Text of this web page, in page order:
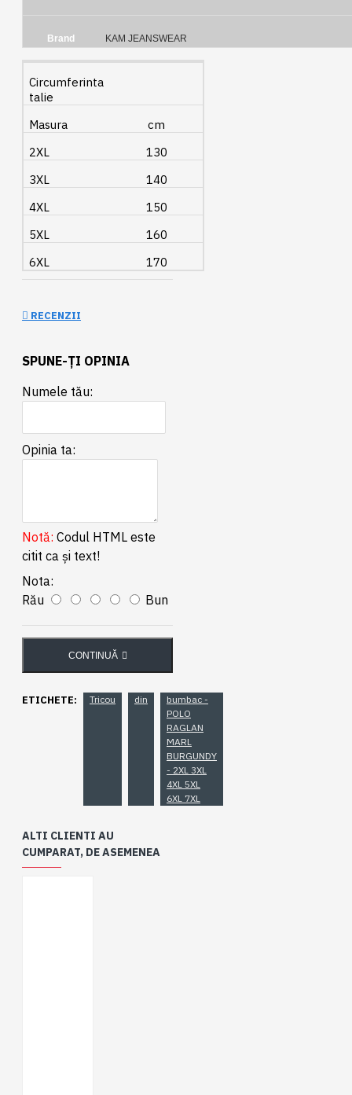
Brand KAM JEANSWEAR
Circumferinta
talie
Masura
cm
2XL
130
3XL
140
4XL
150
5XL
160
6XL
170
RECENZII
SPUNE-ŢI OPINIA
Numele tău:
Opinia ta:
Notă: Codul HTML este
citit ca şi text!
Nota:
Rău
Bun
CONTINUĂ
ETICHETE: Tricou din
bumbac -
POLO
RAGLAN
MARL
BURGUNDY
- 2XL 3XL
4XL 5XL
6XL 7XL
ALTI CLIENTI AU
CUMPARAT, DE ASEMENEA